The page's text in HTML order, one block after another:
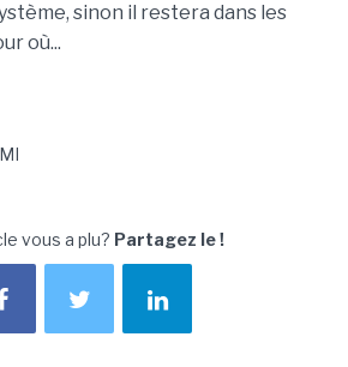
sinon il restera dans les
où...
vous a plu? Partagez le !